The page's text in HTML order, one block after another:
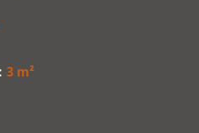
3 m²